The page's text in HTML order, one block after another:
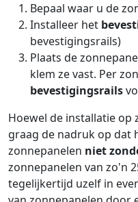
Bepaal waar u de
Installeer het
bevestigingsrails)
Plaats de
klem ze vast. Per
bevestigingsrails
Hoewel de installatie op
graag de nadruk op dat
zonnepanelen niet
zonnepanelen van zo'n
tegelijkertijd uzelf in